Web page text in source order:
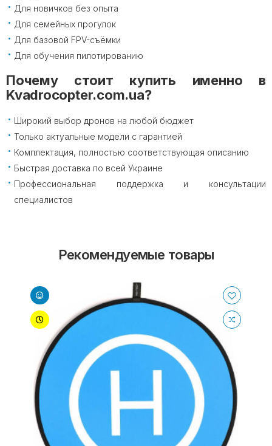
Для новичков без опыта
Для семейных прогулок
Для базовой FPV-съёмки
Для обучения пилотированию
Почему стоит купить именно в
Kvadrocopter.com.ua?
Широкий выбор дронов на любой бюджет
Только актуальные модели с гарантией
Комплектация, полностью соответствующая описанию
Быстрая доставка по всей Украине
Профессиональная поддержка и консультации
специалистов
Рекомендуемые товары